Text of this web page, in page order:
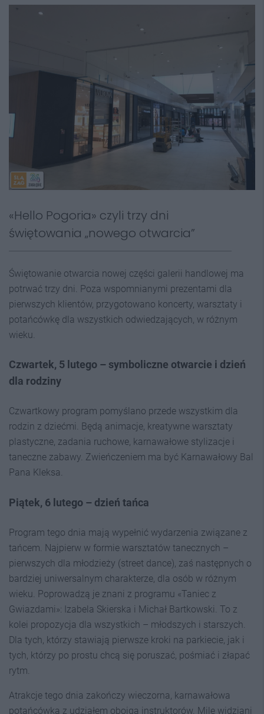
«Hello Pogoria» czyli trzy dni
świętowania „nowego otwarcia”
Świętowanie otwarcia nowej części galerii handlowej ma
potrwać trzy dni. Poza wspomnianymi prezentami dla
pierwszych klientów, przygotowano koncerty, warsztaty i
potańcówkę dla wszystkich odwiedzających, w różnym
wieku.
Czwartek, 5 lutego – symboliczne otwarcie i dzień
dla rodziny
Czwartkowy program pomyślano przede wszystkim dla
rodzin z dziećmi. Będą animacje, kreatywne warsztaty
plastyczne, zadania ruchowe, karnawałowe stylizacje i
taneczne zabawy. Zwieńczeniem ma być Karnawałowy Bal
Pana Kleksa.
Piątek, 6 lutego – dzień tańca
Program tego dnia mają wypełnić wydarzenia związane z
tańcem. Najpierw w formie warsztatów tanecznych –
pierwszych dla młodzieży (street dance), zaś następnych o
bardziej uniwersalnym charakterze, dla osób w różnym
wieku. Poprowadzą je znani z programu «Taniec z
Gwiazdami»: Izabela Skierska i Michał Bartkowski. To z
kolei propozycja dla wszystkich – młodszych i starszych.
Dla tych, którzy stawiają pierwsze kroki na parkiecie, jak i
tych, którzy po prostu chcą się poruszać, pośmiać i złapać
rytm.
Atrakcje tego dnia zakończy wieczorna, karnawałowa
potańcówka z udziałem obojga instruktorów. Mile widziani